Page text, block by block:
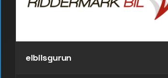
elbilsgurun